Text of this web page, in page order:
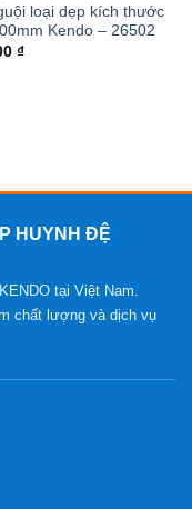
loại dẹp kích thước
Kendo – 26502
₫
HUYNH ĐỆ
tại Việt Nam.
chất lượng và dịch vụ